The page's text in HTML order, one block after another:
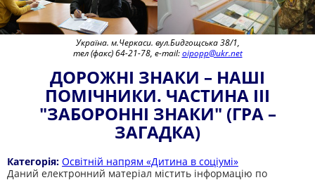
Україна. м.Черкаси. вул.Бидгощська 38/1,
тел (факс) 64-21-78, e-mail:oipopp@ukr.net
ДОРОЖНІ ЗНАКИ – НАШІ
ПОМІЧНИКИ. ЧАСТИНА ІІІ
"ЗАБОРОННІ ЗНАКИ" (ГРА –
ЗАГАДКА)
Категорія: Освітній напрям «Дитина в соціумі»
Даний електронний матеріал містить інформацію по